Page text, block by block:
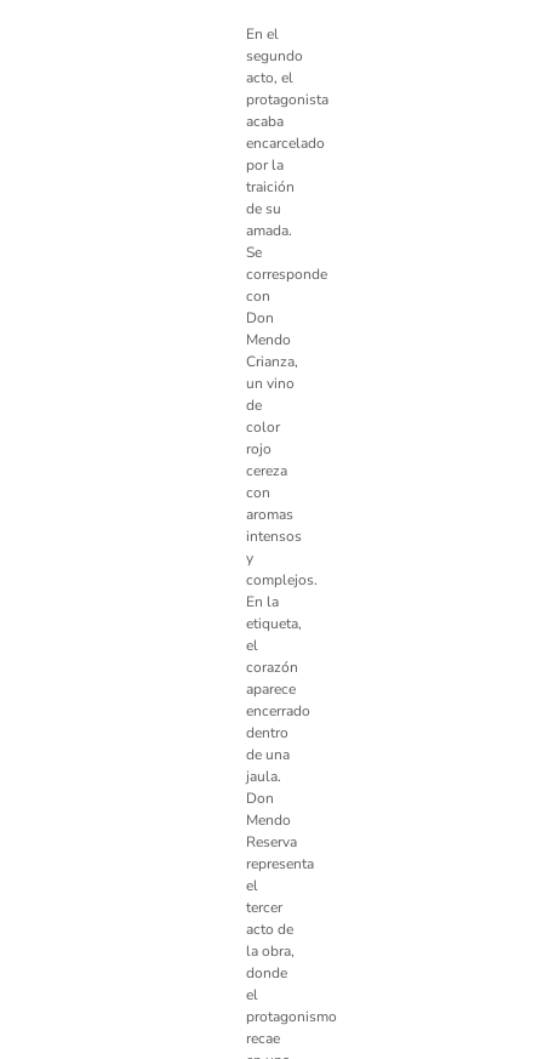
En el
segundo
acto, el
protagonista
acaba
encarcelado
por la
traición
de su
amada.
Se
corresponde
con
Don
Mendo
Crianza,
un vino
de
color
rojo
cereza
con
aromas
intensos
y
complejos.
En la
etiqueta,
el
corazón
aparece
encerrado
dentro
de una
jaula.
Don
Mendo
Reserva
representa
el
tercer
acto de
la obra,
donde
el
protagonismo
recae